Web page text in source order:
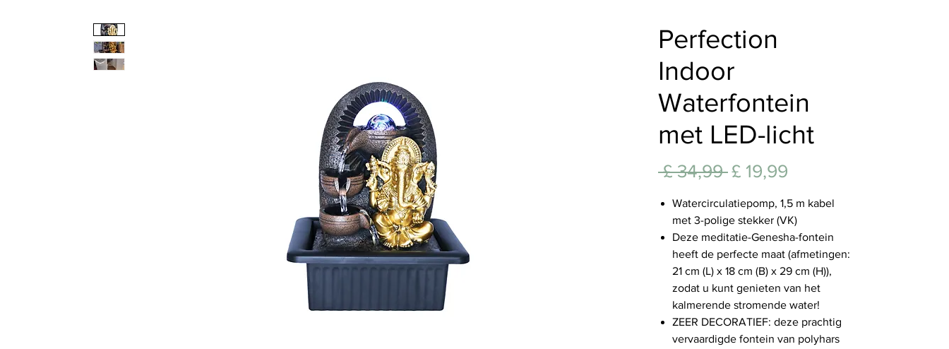
Perfection
Indoor
Waterfontein
met LED-licht
£ 34,99 Normale
£ 19,99
Watercirculatiepomp, 1,5 m kabel
met 3-polige stekker (VK)
Deze meditatie-Genesha-fontein
heeft de perfecte maat (afmetingen:
21 cm (L) x 18 cm (B) x 29 cm (H)),
zodat u kunt genieten van het
kalmerende stromende water!
ZEER DECORATIEF: deze prachtig
vervaardigde fontein van polyhars